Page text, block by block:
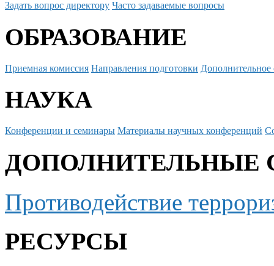
Задать вопрос директору Часто задаваемые вопросы
ОБРАЗОВАНИЕ
Приемная комиссия Направления подготовки Дополнительное
НАУКА
Конференции и семинары Материалы научных конференций
ДОПОЛНИТЕЛЬНЫЕ
Противодействие
РЕСУРСЫ